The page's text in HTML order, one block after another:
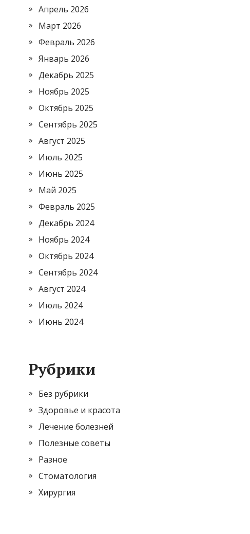
Апрель 2026
Март 2026
Февраль 2026
Январь 2026
Декабрь 2025
Ноябрь 2025
Октябрь 2025
Сентябрь 2025
Август 2025
Июль 2025
Июнь 2025
Май 2025
Февраль 2025
Декабрь 2024
Ноябрь 2024
Октябрь 2024
Сентябрь 2024
Август 2024
Июль 2024
Июнь 2024
Рубрики
Без рубрики
Здоровье и красота
Лечение болезней
Полезные советы
Разное
Стоматология
Хирургия